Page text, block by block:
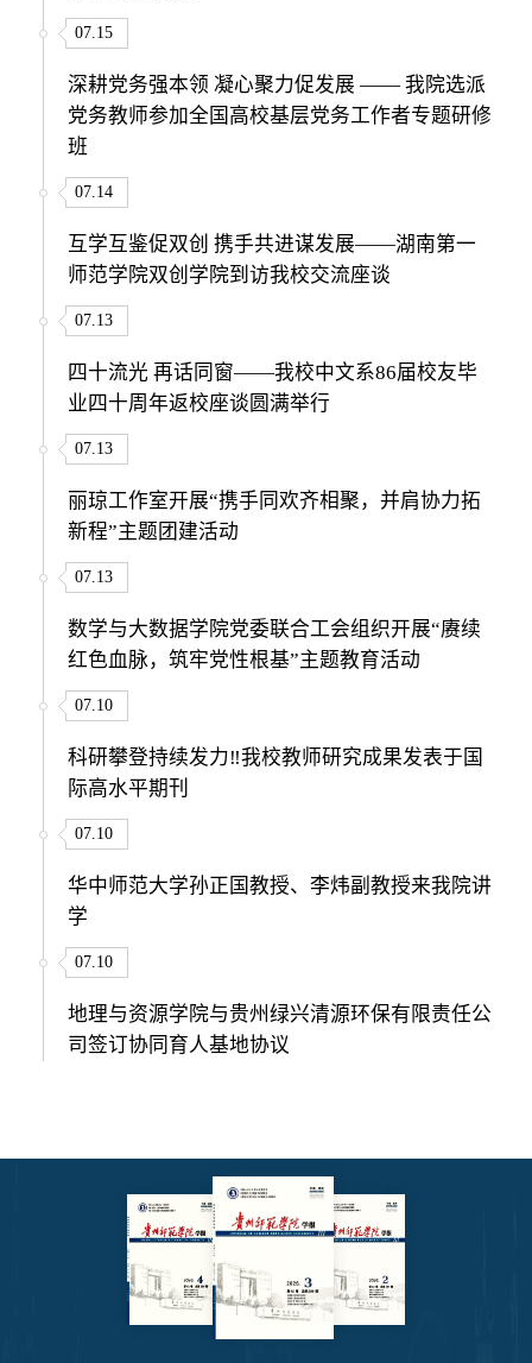
07.15
深耕党务强本领 凝心聚力促发展 —— 我院选派
党务教师参加全国高校基层党务工作者专题研修
班
07.14
互学互鉴促双创 携手共进谋发展——湖南第一
师范学院双创学院到访我校交流座谈
07.13
四十流光 再话同窗——我校中文系86届校友毕
业四十周年返校座谈圆满举行
07.13
丽琼工作室开展“携手同欢齐相聚，并肩协力拓
新程”主题团建活动
07.13
数学与大数据学院党委联合工会组织开展“赓续
红色血脉，筑牢党性根基”主题教育活动
07.10
科研攀登持续发力‼我校教师研究成果发表于国
际高水平期刊
07.10
华中师范大学孙正国教授、李炜副教授来我院讲
学
07.10
地理与资源学院与贵州绿兴清源环保有限责任公
司签订协同育人基地协议